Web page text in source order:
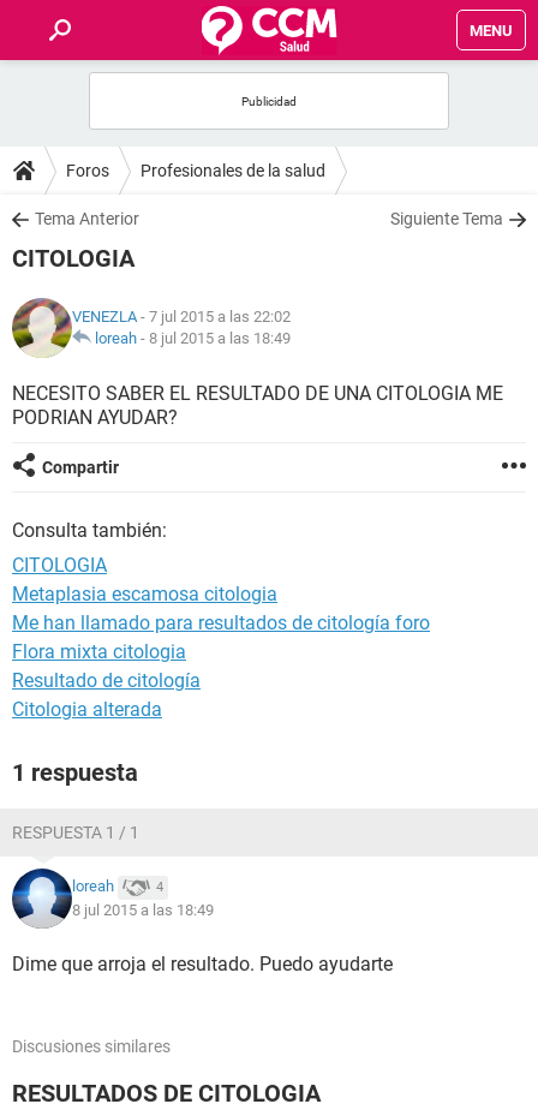
MENU
FOROS
SALUD
NUTRICIÓN
BIENESTAR
SEXUALIDAD
GLOSARIO
Foros Profesionales de la salud
Tema Anterior Siguiente Tema
CITOLOGIA
VENEZLA- 7 jul 2015 a las 22:02
loreah - 8 jul 2015 a las 18:49
NECESITO SABER EL RESULTADO DE UNA CITOLOGIA ME
PODRIAN AYUDAR?
Compartir
Consulta también:
CITOLOGIA
Metaplasia escamosa citologia
Me han llamado para resultados de citología foro
Flora mixta citologia
Resultado de citología
Citologia alterada
1 respuesta
RESPUESTA 1 / 1
loreah 4
8 jul 2015 a las 18:49
Dime que arroja el resultado. Puedo ayudarte
Discusiones similares
RESULTADOS DE CITOLOGIA